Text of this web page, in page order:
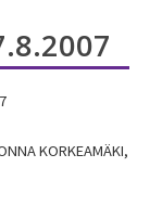
KORKEAMÄKI,